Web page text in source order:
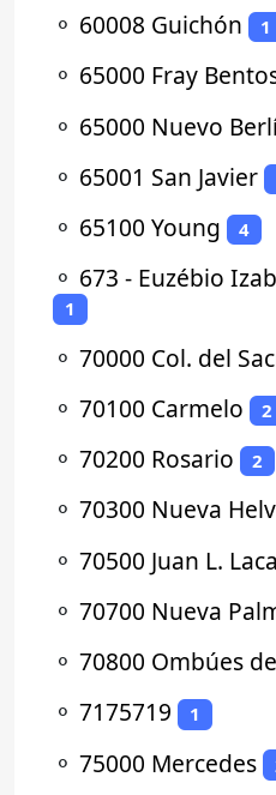
⚬ 60008 Guichón 1
⚬ 65000 Fray
⚬ 65000 Nuevo
⚬ 65001 San Javier
⚬ 65100 Young 4
⚬ 673 - Euzébio
1
⚬ 70000 Col. del
⚬ 70100 Carmelo 2
⚬ 70200 Rosario 2
⚬ 70300 Nueva
⚬ 70500 Juan L.
⚬ 70700 Nueva
⚬ 70800 Ombúes
⚬ 7175719 1
⚬ 75000 Mercedes